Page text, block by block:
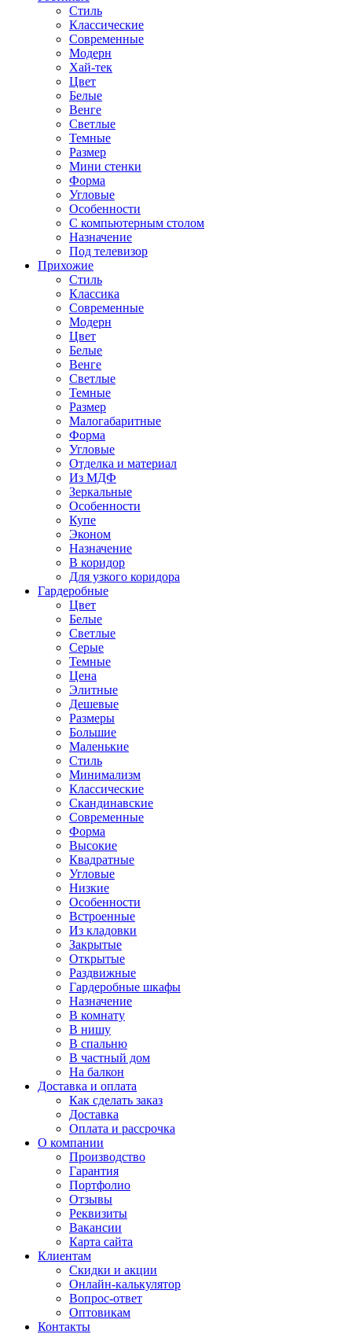
Стиль
Классические
Современные
Модерн
Хай-тек
Цвет
Белые
Венге
Светлые
Темные
Размер
Мини стенки
Форма
Угловые
Особенности
С компьютерным столом
Назначение
Под телевизор
Прихожие
Стиль
Классика
Современные
Модерн
Цвет
Белые
Венге
Светлые
Темные
Размер
Малогабаритные
Форма
Угловые
Отделка и материал
Из МДФ
Зеркальные
Особенности
Купе
Эконом
Назначение
В коридор
Для узкого коридора
Гардеробные
Цвет
Белые
Светлые
Серые
Темные
Цена
Элитные
Дешевые
Размеры
Большие
Маленькие
Стиль
Минимализм
Классические
Скандинавские
Современные
Форма
Высокие
Квадратные
Угловые
Низкие
Особенности
Встроенные
Из кладовки
Закрытые
Открытые
Раздвижные
Гардеробные шкафы
Назначение
В комнату
В нишу
В спальню
В частный дом
На балкон
Доставка и оплата
Как сделать заказ
Доставка
Оплата и рассрочка
О компании
Производство
Гарантия
Портфолио
Отзывы
Реквизиты
Вакансии
Карта сайта
Клиентам
Скидки и акции
Онлайн-калькулятор
Вопрос-ответ
Оптовикам
Контакты